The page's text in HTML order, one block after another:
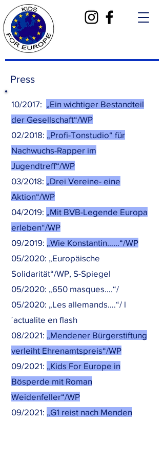
Press
10/2017: „Ein wichtiger Bestandteil
der Gesellschaft“/WP
02/2018: „Profi-Tonstudio“ für
Nachwuchs-Rapper im
Jugendtreff“/WP
03/2018: „Drei Vereine- eine
Aktion“/WP
04/2019: „Mit BVB-Legende Europa
erleben“/WP
09/2019: „Wie Konstantin……“/WP
05/2020: „Europäische
Solidarität“/WP, S-Spiegel
05/2020: „650 masques….“/
05/2020: „Les allemands….“/ l
´actualite en flash
08/2021: „Mendener Bürgerstiftung
verleiht Ehrenamtspreis“/WP
09/2021: „Kids For Europe in
Bösperde mit Roman
Weidenfeller“/WP
09/2021: „G1 reist nach Menden